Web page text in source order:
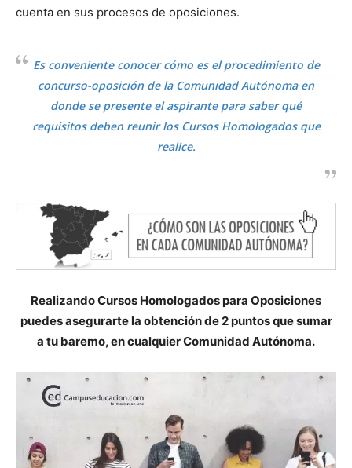
cuenta en sus procesos de oposiciones.
Es conveniente conocer cómo es el procedimiento de
concurso-oposición de la Comunidad Autónoma en
donde se presente el aspirante para saber qué
requisitos deben reunir los Cursos Homologados que
realice.
Realizando Cursos Homologados para Oposiciones
puedes asegurarte la obtención de 2 puntos que sumar
a tu baremo, en cualquier Comunidad Autónoma.